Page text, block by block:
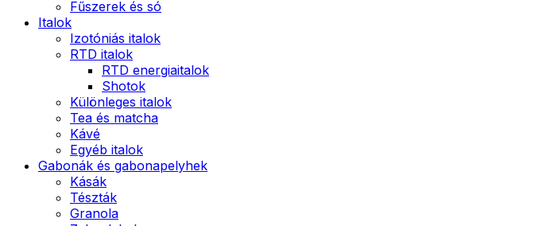
Fűszerek és só
Italok
Izotóniás italok
RTD italok
RTD energiaitalok
Shotok
Különleges italok
Tea és matcha
Kávé
Egyéb italok
Gabonák és gabonapelyhek
Kásák
Tészták
Granola